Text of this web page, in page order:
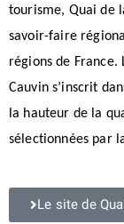
tourisme, Quai de
savoir-faire
régions de France.
Cauvin s’inscrit
la hauteur de la
sélectionnées par
Le site de